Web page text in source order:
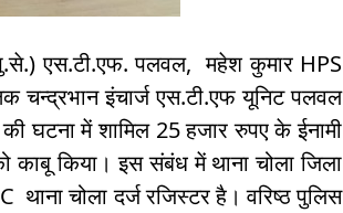
एस.टी.एफ. पलवल, महेश कुमार HPS
चन्द्रभान इंचार्ज एस.टी.एफ यूनिट पलवल
घटना में शामिल 25 हजार रुपए के ईनामी
काबू किया। इस संबंध में थाना चोला जिला
चोला दर्ज रजिस्टर है। वरिष्ठ पुलिस